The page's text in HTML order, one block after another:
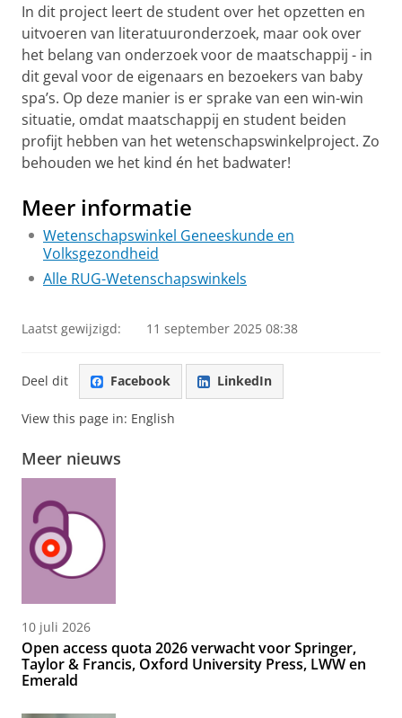
In dit project leert de student over het opzetten en
uitvoeren van literatuuronderzoek, maar ook over
het belang van onderzoek voor de maatschappij - in
dit geval voor de eigenaars en bezoekers van baby
spa’s. Op deze manier is er sprake van een win-win
situatie, omdat maatschappij en student beiden
profijt hebben van het wetenschapswinkelproject. Zo
behouden we het kind én het badwater!
Meer informatie
Wetenschapswinkel Geneeskunde en
Volksgezondheid
Alle RUG-Wetenschapswinkels
Laatst gewijzigd: 11 september 2025 08:38
Deel dit Facebook LinkedIn
View this page in: English
Meer nieuws
10 juli 2026
Open access quota 2026 verwacht voor Springer,
Taylor & Francis, Oxford University Press, LWW en
Emerald